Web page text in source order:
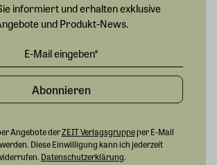
informiert und erhalten exklusive
und Produkt-News.
Abonnieren
Angebote derZEIT Verlagsgruppeper E-Mail
Diese Einwilligung kann ich jederzeit
Datenschutzerklärung.